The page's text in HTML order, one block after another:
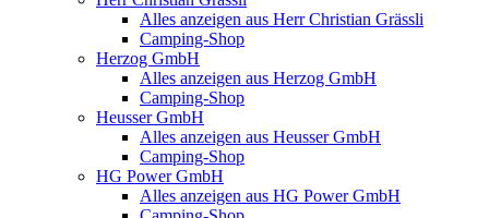
Alles anzeigen aus Herr Christian Grässli
Camping-Shop
Herzog GmbH
Alles anzeigen aus Herzog GmbH
Camping-Shop
Heusser GmbH
Alles anzeigen aus Heusser GmbH
Camping-Shop
HG Power GmbH
Alles anzeigen aus HG Power GmbH